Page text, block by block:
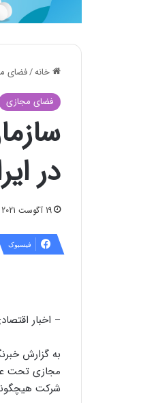
خانه/فضای
فضای مجازی
در
19 آگوست 2021
فیسبوک
– اخبار
به گزارش
مجازی تحت
شرکت